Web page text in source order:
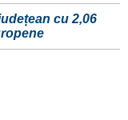
cu 2,06